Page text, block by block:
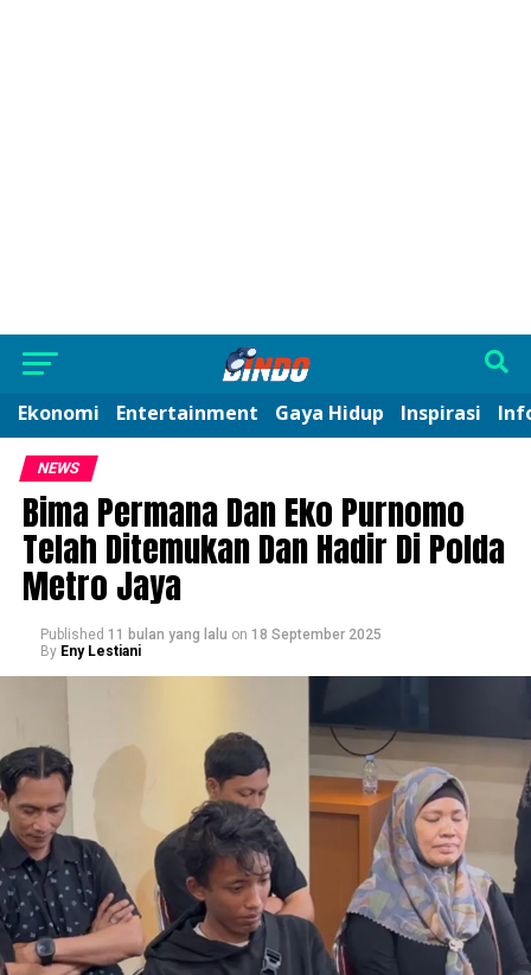
Ekonomi Entertainment Gaya Hidup Inspirasi
NEWS
Bima Permana Dan Eko Purnomo
Telah Ditemukan Dan Hadir Di Polda
Metro Jaya
Published 11 bulan yang lalu on 18 September 2025
By Eny Lestiani